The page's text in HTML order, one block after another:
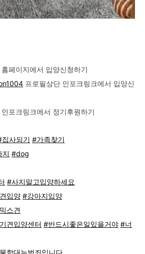
페이지에서 입양신청하기
프로필상단 인포크링크에서 입양신
포크링크에서 정기후원하기
집사되기 #가족찾기
지 #dog
#사지말고입양하세요
입양 #강아지입양
스견
견입양센터 #반드시좋은일있을거야 #너
학대는범죄입니다